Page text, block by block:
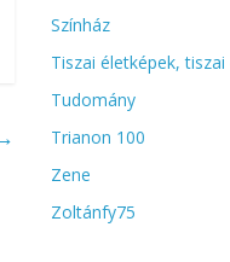
Színház
Tiszai életképek,
Tudomány
Trianon 100
Zene
Zoltánfy75